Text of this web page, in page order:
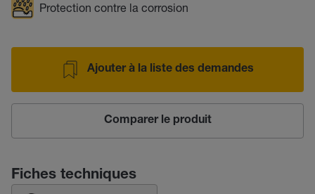
Protection contre la corrosion
Ajouter à la liste des demandes
Comparer le produit
Fiches techniques